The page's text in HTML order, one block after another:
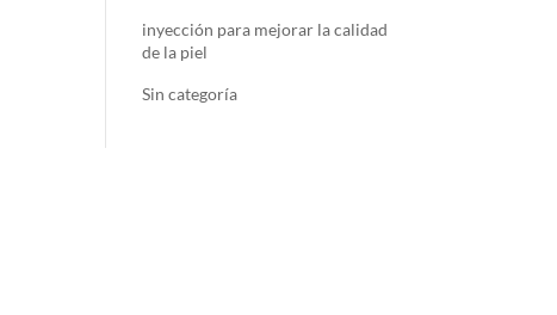
inyección para mejorar la calidad
de la piel
Sin categoría